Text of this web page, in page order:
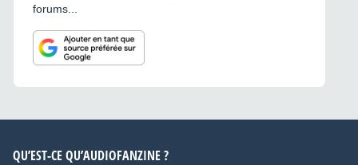
forums...
QU’EST-CE QU’AUDIOFANZINE ?